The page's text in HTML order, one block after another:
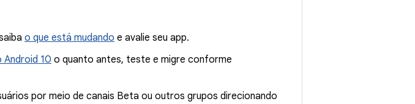
o que está mudando e avalie seu app.
Android 10 o quanto antes, teste e migre conforme
por meio de canais Beta ou outros grupos direcionando